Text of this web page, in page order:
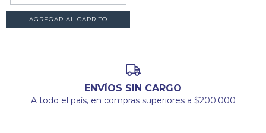
AGREGAR AL CARRITO
ENVÍOS SIN CARGO
A todo el país, en compras superiores a $200.000